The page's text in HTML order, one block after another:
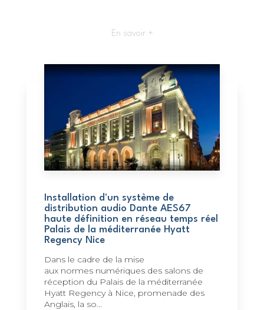
En savoir +
Installation d'un système de
distribution audio Dante AES67
haute définition en réseau temps réel
Palais de la méditerranée Hyatt
Regency Nice
Dans le cadre de la mise
aux normes numériques des salons de
réception du Palais de la méditerranée
Hyatt Regency à Nice, promenade des
Anglais, la so...